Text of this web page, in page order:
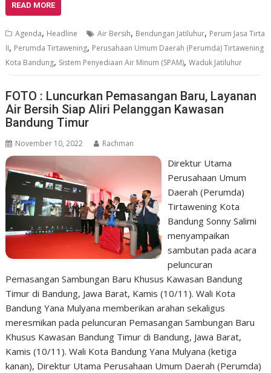
READ MORE
Agenda, Headline Air Bersih, Bendungan Jatiluhur, Perum Jasa Tirta
II, Perumda Tirtawening, Perusahaan Umum Daerah (Perumda) Tirtawening
Kota Bandung, Sistem Penyediaan Air Minum (SPAM),Waduk Jatiluhur
FOTO : Luncurkan Pemasangan Baru, Layanan
Air Bersih Siap Aliri Pelanggan Kawasan
Bandung Timur
November 10, 2022 Rachman
Direktur Utama
Perusahaan Umum
Daerah (Perumda)
Tirtawening Kota
Bandung Sonny Salimi
menyampaikan
sambutan pada acara
peluncuran
Pemasangan Sambungan Baru Khusus Kawasan Bandung
Timur di Bandung, Jawa Barat, Kamis (10/11). Wali Kota
Bandung Yana Mulyana memberikan arahan sekaligus
meresmikan pada peluncuran Pemasangan Sambungan Baru
Khusus Kawasan Bandung Timur di Bandung, Jawa Barat,
Kamis (10/11). Wali Kota Bandung Yana Mulyana (ketiga
kanan), Direktur Utama Perusahaan Umum Daerah (Perumda)